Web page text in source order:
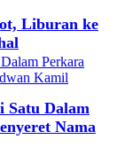
Liburan ke
Satu Dalam
Nama